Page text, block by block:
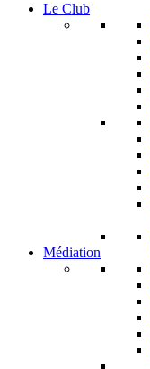
Le Club
Médiation